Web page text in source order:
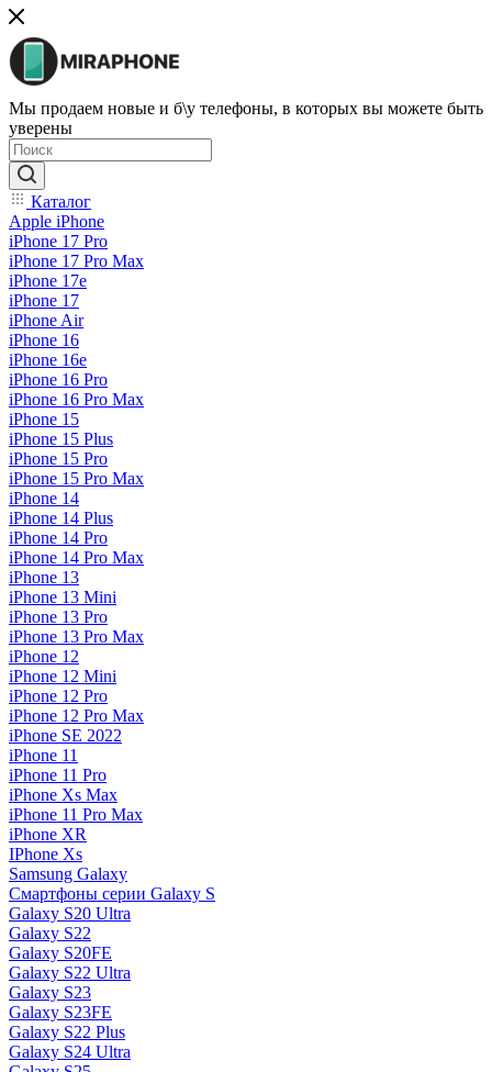
Мы продаем новые и б\у телефоны, в которых вы можете быть
уверены
Каталог
Apple iPhone
iPhone 17 Pro
iPhone 17 Pro Max
iPhone 17e
iPhone 17
iPhone Air
iPhone 16
iPhone 16e
iPhone 16 Pro
iPhone 16 Pro Max
iPhone 15
iPhone 15 Plus
iPhone 15 Pro
iPhone 15 Pro Max
iPhone 14
iPhone 14 Plus
iPhone 14 Pro
iPhone 14 Pro Max
iPhone 13
iPhone 13 Mini
iPhone 13 Pro
iPhone 13 Pro Max
iPhone 12
iPhone 12 Mini
iPhone 12 Pro
iPhone 12 Pro Max
iPhone SE 2022
iPhone 11
iPhone 11 Pro
iPhone Xs Max
iPhone 11 Pro Max
iPhone XR
IPhone Xs
Samsung Galaxy
Смартфоны серии Galaxy S
Galaxy S20 Ultra
Galaxy S22
Galaxy S20FE
Galaxy S22 Ultra
Galaxy S23
Galaxy S23FE
Galaxy S22 Plus
Galaxy S24 Ultra